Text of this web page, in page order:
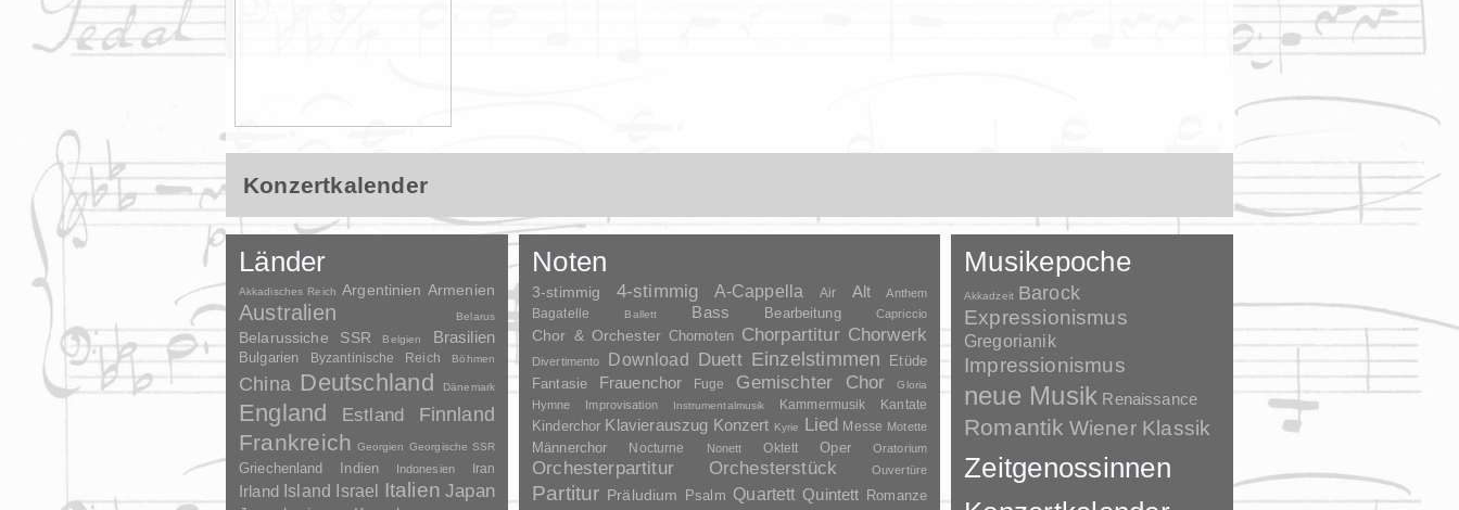
Konzertkalender
Länder
Akkadisches Reich Argentinien Armenien
Australien Belarus
Belarussiche SSR Belgien Brasilien
Bulgarien Byzantinische Reich Böhmen
China Deutschland Dänemark
England Estland Finnland
Frankreich Georgien Georgische SSR
Griechenland Indien Indonesien Iran
Irland Island Israel Italien Japan
Noten
3-stimmig 4-stimmig A-Cappella Air Alt Anthem
Bagatelle Ballett Bass Bearbeitung Capriccio
Chor & Orchester Chornoten Chorpartitur Chorwerk
Divertimento Download Duett Einzelstimmen Etüde
Fantasie Frauenchor Fuge Gemischter Chor Gloria
Hymne Improvisation Instrumentalmusik Kammermusik Kantate
Kinderchor Klavierauszug Konzert Kyrie Lied Messe Motette
Männerchor Nocturne Nonett Oktett Oper Oratorium
Orchesterpartitur Orchesterstück Ouvertüre
Partitur Präludium Psalm Quartett Quintett Romanze
Musikepoche
Akkadzeit Barock
Expressionismus
Gregorianik
Impressionismus
neue Musik Renaissance
Romantik Wiener Klassik
Zeitgenossinnen